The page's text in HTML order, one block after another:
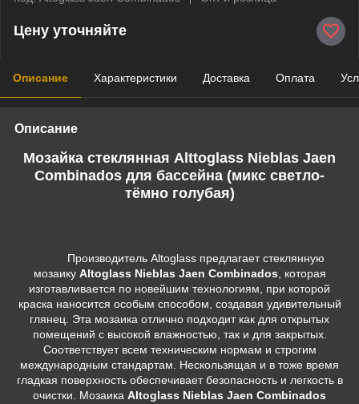
Цену уточняйте
Описание Характеристики Доставка Оплата
Описание
Мозайка стеклянная Alttoglass Nieblas Jaen
Combinados для бассейна (микс светло-
тёмно голубая)
Производитель Altoglass предлагает стеклянную
мозаику Altoglass Nieblas Jaen Combinados, которая
изготавливается по новейшим технологиям, при которой
краска наносится особым способом, создавая удивительный
глянец. Эта мозаика отлично подходит как для открытых
помещений с высокой влажностью, так и для закрытых.
Соответствует всем техническим нормам и строгим
международным стандартам. Нескользящая и в тоже время
гладкая поверхность обеспечивает безопасность и легкость в
очистки. Мозаика Altoglass Nieblas Jaen Combinados